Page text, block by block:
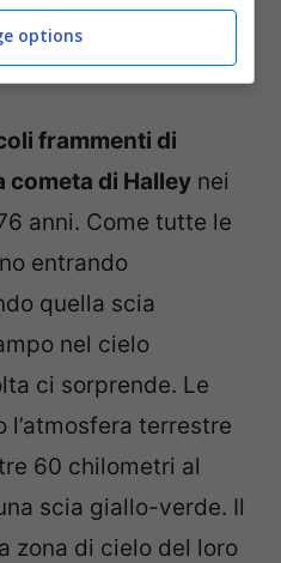
. Lo dice l’Unione
(UAI).
frammenti di
cometa di Halley nei
anni. Come tutte le
entrando
quella scia
nel cielo
ci sorprende. Le
l’atmosfera terrestre
60 chilometri al
scia giallo-verde. Il
zona di cielo del loro
options